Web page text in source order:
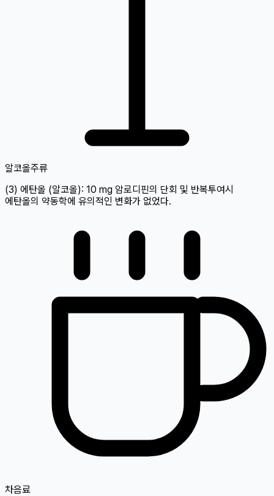
알코올주류
(3) 에탄올 (알코올): 10 mg 암로디핀의 단회 및 반복투여시
에탄올의 약동학에 유의적인 변화가 없었다.
차음료